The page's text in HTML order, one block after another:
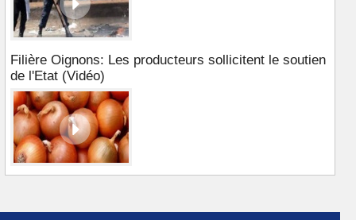
Filière Oignons: Les producteurs sollicitent le soutien
de l'Etat (Vidéo)